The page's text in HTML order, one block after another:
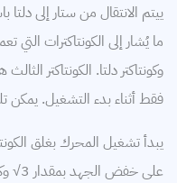
ييتم الانتقال من ستار إلى دلتا
ما يُشار إلى الكونتاكترات التي
وكونتاكتر دلتا. الكونتاكتر
فقط أثناء بدء التشغيل. يمكن
يبدأ تشغيل المحرك بغلق
على